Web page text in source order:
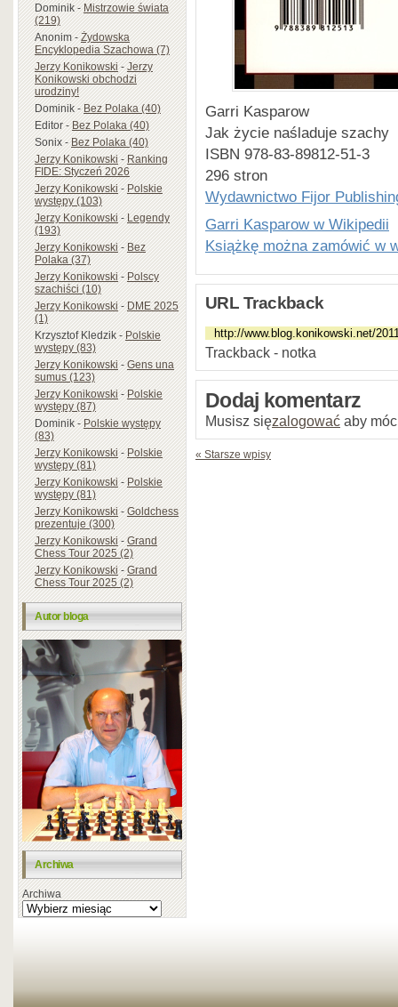
Dominik-Mistrzowie świata
(219)
Anonim-Żydowska
Encyklopedia Szachowa (7)
Jerzy Konikowski-Jerzy
Konikowski obchodzi
urodziny!
Dominik-Bez Polaka (40)
Editor-Bez Polaka (40)
Sonix-Bez Polaka (40)
Jerzy Konikowski-Ranking
FIDE: Styczeń 2026
Jerzy Konikowski-Polskie
występy (103)
Jerzy Konikowski-Legendy
(193)
Jerzy Konikowski-Bez
Polaka (37)
Jerzy Konikowski-Polscy
szachiści (10)
Jerzy Konikowski-DME 2025
(1)
Krzysztof Kledzik-Polskie
występy (83)
Jerzy Konikowski-Gens una
sumus (123)
Jerzy Konikowski-Polskie
występy (87)
Dominik-Polskie występy
(83)
Jerzy Konikowski-Polskie
występy (81)
Jerzy Konikowski-Polskie
występy (81)
Jerzy Konikowski-Goldchess
prezentuje (300)
Jerzy Konikowski-Grand
Chess Tour 2025 (2)
Jerzy Konikowski-Grand
Chess Tour 2025 (2)
Autor bloga
Archiwa
Archiwa
Garri Kasparow
Jak życie naśladuje szachy
ISBN 978-83-89812-51-3
296 stron
Wydawnictwo Fijor
Garri Kasparow w Wikipedii
Książkę można zamówić w
URL Trackback
Trackback - notka
Dodaj komentarz
Musisz sięzalogować aby
« Starsze wpisy